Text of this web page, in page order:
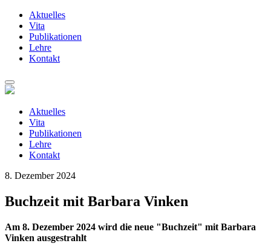
Aktuelles
Vita
Publikationen
Lehre
Kontakt
Zum
springenAktuelles
Vita
Publikationen
Lehre
Kontakt
8. Dezember 2024
Buchzeit mit Barbara Vinken
Am 8. Dezember 2024 wird die neue "Buchzeit" mit Barbara
Vinken ausgestrahlt